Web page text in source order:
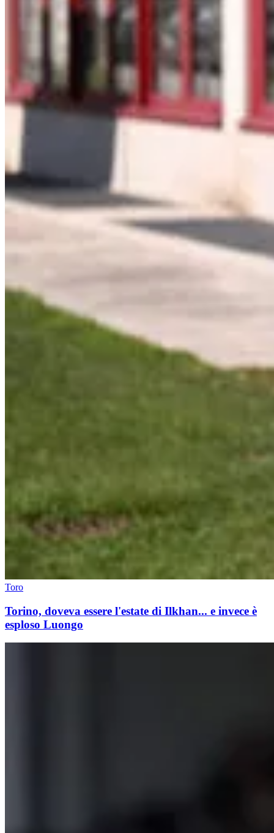
Toro
Torino, doveva essere l'estate di Ilkhan... e invece è
esploso Luongo